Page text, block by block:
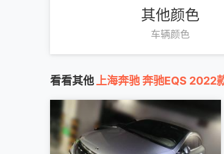
其他颜色
车辆颜色
看看其他 上海奔驰 奔驰EQS